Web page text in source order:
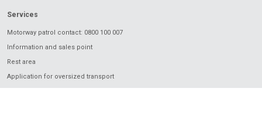
Services
Motorway patrol contact: 0800 100 007
Information and sales point
Rest area
Application for oversized transport